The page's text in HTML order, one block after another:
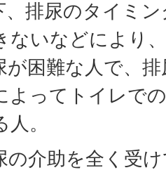
、排尿のタイミ
ないなどにより
が困難な人で、
よってトイレで
。
の介助を全く受